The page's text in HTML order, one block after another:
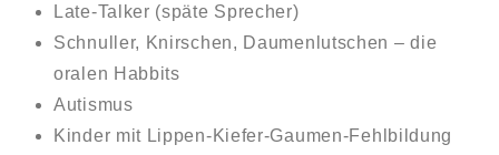
Late-Talker (späte Sprecher)
Schnuller, Knirschen, Daumenlutschen – die
oralen Habbits
Autismus
Kinder mit Lippen-Kiefer-Gaumen-Fehlbildung